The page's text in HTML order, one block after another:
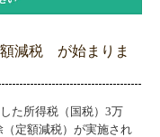
減税 が始まりま
た所得税（国税）3万
定額減税）が実施され